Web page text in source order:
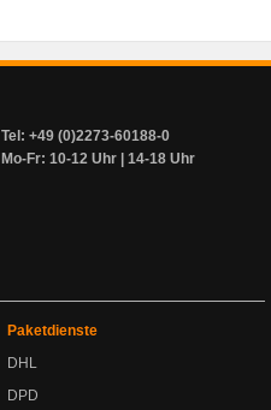
Tel: +49 (0)2273-60188-0
Mo-Fr: 10-12 Uhr | 14-18 Uhr
Paketdienste
DHL
DPD